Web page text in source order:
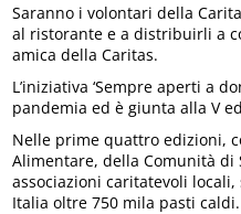
Saranno i volontari della
al ristorante e a distribuirli a
amica della Caritas.
L’iniziativa ‘Sempre aperti a
pandemia ed è giunta alla V
Nelle prime quattro edizioni,
Alimentare, della Comunità di
associazioni caritatevoli
Italia oltre 750 mila pasti caldi.